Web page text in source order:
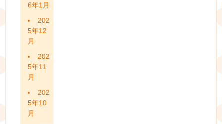
6年1月
202
5年12
月
202
5年11
月
202
5年10
月